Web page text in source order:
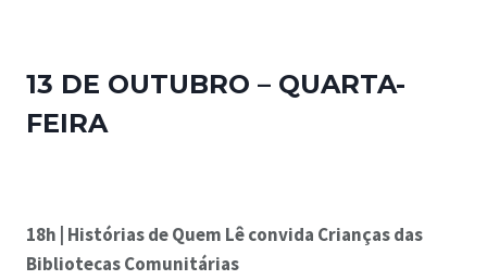
13 DE OUTUBRO – QUARTA-
FEIRA
18h | Histórias de Quem Lê convida Crianças das
Bibliotecas Comunitárias